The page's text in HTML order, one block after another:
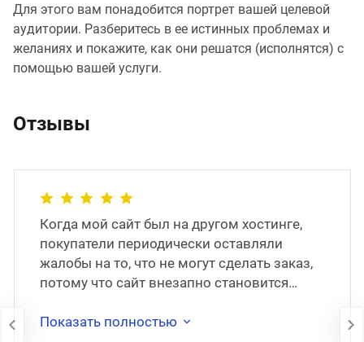
Для этого вам понадобится портрет вашей целевой
аудитории. Разберитесь в ее истинных проблемах и
желаниях и покажите, как они решатся (исполнятся) с
помощью вашей услуги.
Отзывы
Когда мой сайт был на другом хостинге,
покупатели периодически оставляли
жалобы на то, что не могут сделать заказ,
потому что сайт внезапно становится
перенесён на
Показать полностью